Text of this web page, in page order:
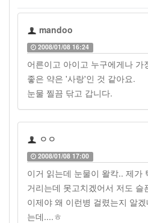
mandoo
2008/01/08 16:24
어른이고 아이고 누구에게나
좋은 약은 '사랑'인 것 같아요.
눈물 찔끔 닦고 갑니다.
ㅇㅇ
2008/01/08 17:00
이거 읽는데 눈물이 왈칵.. 제가
거리는데 못고치겠어서 저도
이제야 왜 이런병 걸렸는지 알
는데....ㅎ